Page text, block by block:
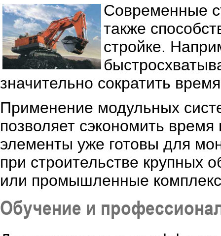
Современные
также
стройке.
значительно сократить
Применение модульных
позволяет сэкономить время
элементы уже готовы для
при строительстве крупных
или промышленные
Обучение и